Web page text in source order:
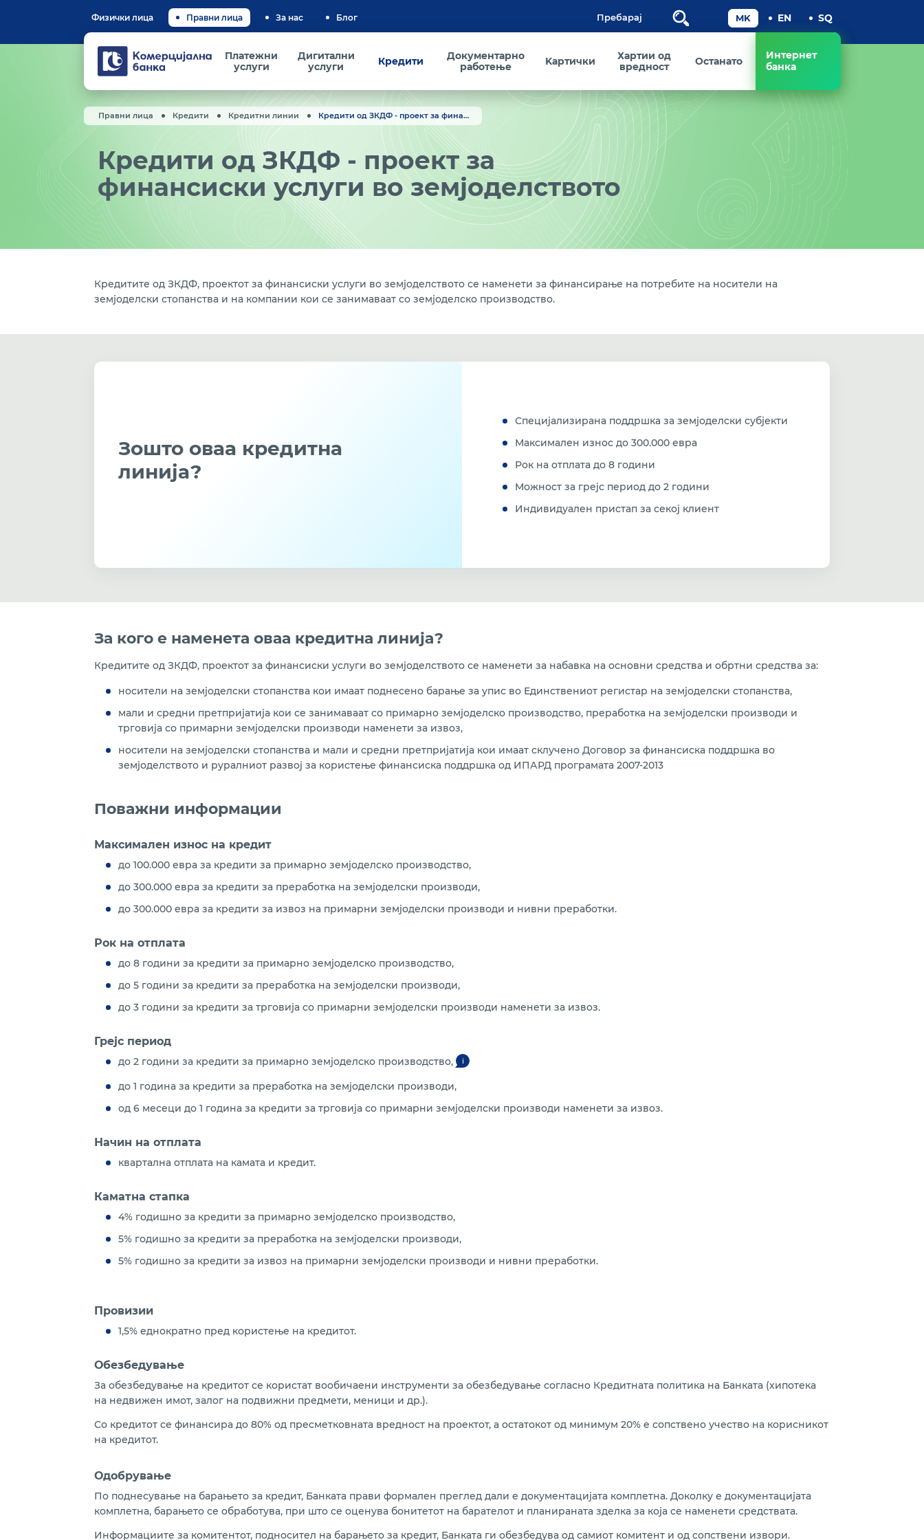
Физички лица Правни лица За нас Блог Пребарај
Комерцијална
банка
Платежни
услуги
Дигитални
услуги
Кредити
Документарно
работење
Kартички
Хартии од
вредност
Останато
Интернет
банка
Правни лица Кредити Кредитни линии Кредити од ЗКДФ - проект за финансиски услуги во земјоделството
Кредити од ЗКДФ - проект за
финансиски услуги во земјоделството
Кредитите од ЗКДФ, проектот за финансиски услуги во земјоделството се наменети за финансирање на потребите на носители на
земјоделски стопанства и на компании кои се занимаваат со земјоделско производство.
Зошто оваа кредитна
линија?
Специјализирана поддршка за земјоделски субјекти
Максимален износ до 300.000 евра
Рок на отплата до 8 години
Можност за грејс период до 2 години
Индивидуален пристап за секој клиент
За кого е наменета оваа кредитна линија?
Кредитите од ЗКДФ, проектот за финансиски услуги во земјоделството се наменети за набавка на основни средства и обртни средства за:
носители на земјоделски стопанства кои имаат поднесено барање за упис во Единствениот регистар на земјоделски стопанства,
мали и средни претпријатија кои се занимаваат со примарно земјоделско производство, преработка на земјоделски производи и
трговија со примарни земјоделски производи наменети за извоз,
носители на земјоделски стопанства и мали и средни претпријатија кои имаат склучено Договор за финансиска поддршка во
земјоделството и руралниот развој за користење финансиска поддршка од ИПАРД програмата 2007-2013
Поважни информации
Максимален износ на кредит
до 100.000 евра за кредити за примарно земјоделско производство,
до 300.000 евра за кредити за преработка на земјоделски производи,
до 300.000 евра за кредити за извоз на примарни земјоделски производи и нивни преработки.
Рок на отплата
до 8 години за кредити за примарно земјоделско производство,
до 5 години за кредити за преработка на земјоделски производи,
до 3 години за кредити за трговија со примарни земјоделски производи наменети за извоз.
Грејс период
до 2 години за кредити за примарно земјоделско производство, i
до 1 година за кредити за преработка на земјоделски производи,
од 6 месеци до 1 година за кредити за трговија со примарни земјоделски производи наменети за извоз.
Начин на отплата
квартална отплата на камата и кредит.
Каматна стапка
4% годишно за кредити за примарно земјоделско производство,
5% годишно за кредити за преработка на земјоделски производи,
5% годишно за кредити за извоз на примарни земјоделски производи и нивни преработки.
Провизии
1,5% еднократно пред користење на кредитот.
Обезбедување
За обезбедување на кредитот се користат вообичаени инструменти за обезбедување согласно Кредитната политика на Банката (хипотека
на недвижен имот, залог на подвижни предмети, меници и др.).
Со кредитот се финансира до 80% од пресметковната вредност на проектот, а остатокот од минимум 20% е сопствено учество на корисникот
на кредитот.
Одобрување
По поднесување на барањето за кредит, Банката прави формален преглед дали е документацијата комплетна. Доколку е документацијата
комплетна, барањето се обработува, при што се оценува бонитетот на барателот и планираната зделка за која се наменети средствата.
Информациите за комитентот, подносител на барањето за кредит, Банката ги обезбедува од самиот комитент и од сопствени извори.